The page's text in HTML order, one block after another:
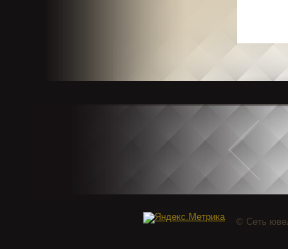
© Сеть